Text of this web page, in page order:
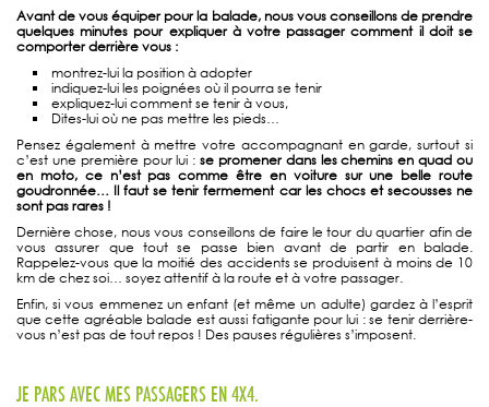
Avant de vous équiper pour la balade, nous vous conseillons de prendre
quelques minutes pour expliquer à votre passager comment il doit se
comporter derrière vous :
montrez-lui la position à adopter
indiquez-lui les poignées où il pourra se tenir
expliquez-lui comment se tenir à vous,
Dites-lui où ne pas mettre les pieds…
Pensez également à mettre votre accompagnant en garde, surtout si
c’est une première pour lui :se promener dans les chemins en quad ou
en moto, ce n’est pas comme être en voiture sur une belle route
goudronnée… Il faut se tenir fermement car les chocs et secousses ne
sont pas rares !
Dernière chose, nous vous conseillons de faire le tour du quartier afin de
vous assurer que tout se passe bien avant de partir en balade.
Rappelez-vous que la moitié des accidents se produisent à moins de 10
km de chez soi… soyez attentif à la route et à votre passager.
Enfin, si vous emmenez un enfant (et même un adulte) gardez à l’esprit
que cette agréable balade est aussi fatigante pour lui : se tenir derrière-
vous n’est pas de tout repos ! Des pauses régulières s’imposent.
JE PARS AVEC MES PASSAGERS EN 4X4.